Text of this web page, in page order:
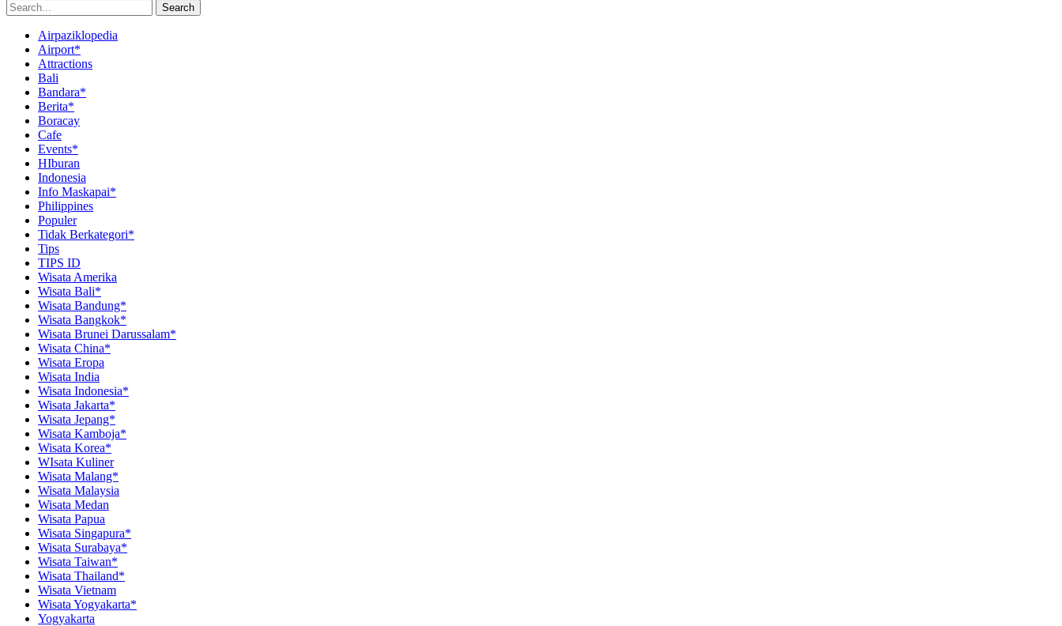
Search
Airpaziklopedia
Airport*
Attractions
Bali
Bandara*
Berita*
Boracay
Cafe
Events*
HIburan
Indonesia
Info Maskapai*
Philippines
Populer
Tidak Berkategori*
Tips
TIPS ID
Wisata Amerika
Wisata Bali*
Wisata Bandung*
Wisata Bangkok*
Wisata Brunei Darussalam*
Wisata China*
Wisata Eropa
Wisata India
Wisata Indonesia*
Wisata Jakarta*
Wisata Jepang*
Wisata Kamboja*
Wisata Korea*
WIsata Kuliner
Wisata Malang*
Wisata Malaysia
Wisata Medan
Wisata Papua
Wisata Singapura*
Wisata Surabaya*
Wisata Taiwan*
Wisata Thailand*
Wisata Vietnam
Wisata Yogyakarta*
Yogyakarta